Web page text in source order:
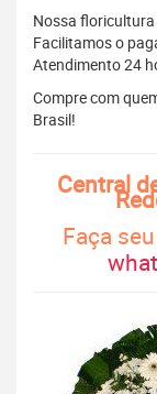
Nossa
Facilitamos o
Atendimento 24
Compre com
Brasil!
Central
Faça